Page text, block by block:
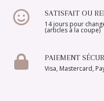
SATISFAIT OU
14 jours pour
(articles à la coupe)
PAIEMENT
Visa, Mastercard,